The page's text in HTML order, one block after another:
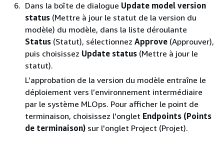
Dans la boîte de dialogue Update model version
status (Mettre à jour le statut de la version du
modèle) du modèle, dans la liste déroulante
Status (Statut), sélectionnez Approve (Approuver),
puis choisissez Update status (Mettre à jour le
statut).
L’approbation de la version du modèle entraîne le
déploiement vers l’environnement intermédiaire
par le système MLOps. Pour afficher le point de
terminaison, choisissez l'onglet Endpoints (Points
de terminaison) sur l'onglet Project (Projet).